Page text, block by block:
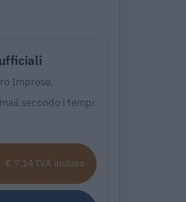
Imprese,
secondo i tempi
€ 7,14 IVA inclusa